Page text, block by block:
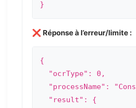
}
❌ Réponse à l’erreur/limite :
{
  "ocrType": 0,
"processName":
  "result": {